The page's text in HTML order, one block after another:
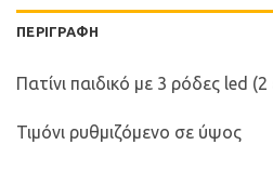
ΠΕΡΙΓΡΑΦΉ
Πατίνι παιδικό με 3 ρόδες led
Τιμόνι ρυθμιζόμενο σε ύψος